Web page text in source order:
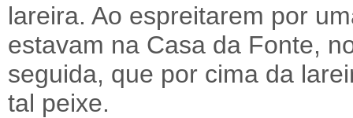
lareira. Ao espreitarem por
estavam na Casa da Fonte,
seguida, que por cima da
tal peixe.